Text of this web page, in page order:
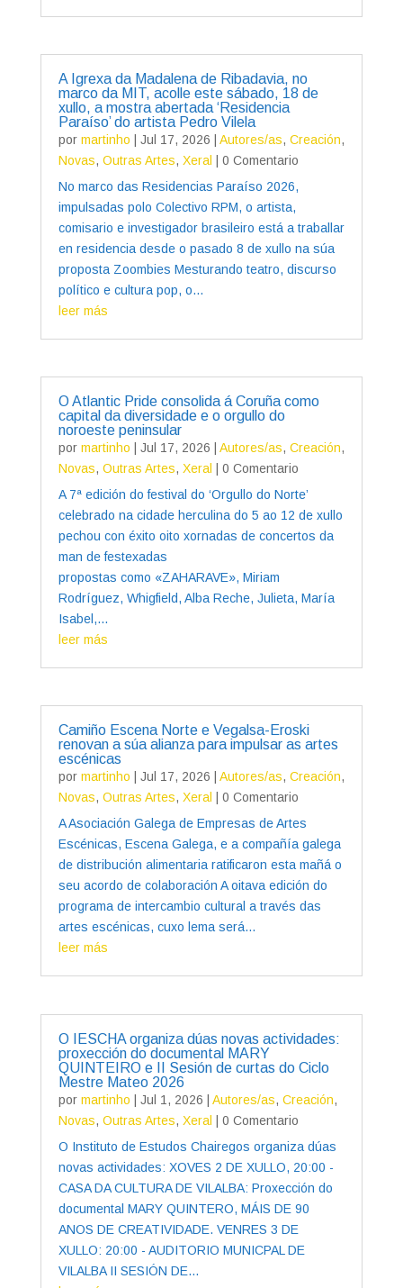
A Igrexa da Madalena de Ribadavia, no
marco da MIT, acolle este sábado, 18 de
xullo, a mostra abertada ‘Residencia
Paraíso’ do artista Pedro Vilela
por martinho Jul 17, 2026 Autores/as, Creación,
Novas, Outras Artes, Xeral
| 0 Comentario
No marco das Residencias Paraíso 2026,
impulsadas polo Colectivo RPM, o artista,
comisario e investigador brasileiro está a traballar
en residencia desde o pasado 8 de xullo na súa
proposta Zoombies Mesturando teatro, discurso
político e cultura pop, o...
leer más
O Atlantic Pride consolida á Coruña como
capital da diversidade e o orgullo do
noroeste peninsular
por martinho Jul 17, 2026 Autores/as, Creación,
Novas, Outras Artes, Xeral
| 0 Comentario
A 7ª edición do festival do ‘Orgullo do Norte’
celebrado na cidade herculina do 5 ao 12 de xullo
pechou con éxito oito xornadas de concertos da
man de festexadas
propostas como «ZAHARAVE», Miriam
Rodríguez, Whigfield, Alba Reche, Julieta, María
Isabel,...
leer más
Camiño Escena Norte e Vegalsa-Eroski
renovan a súa alianza para impulsar as artes
escénicas
por martinho Jul 17, 2026 Autores/as, Creación,
Novas, Outras Artes, Xeral
| 0 Comentario
A Asociación Galega de Empresas de Artes
Escénicas, Escena Galega, e a compañía galega
de distribución alimentaria ratificaron esta mañá o
seu acordo de colaboración A oitava edición do
programa de intercambio cultural a través das
artes escénicas, cuxo lema será...
leer más
O IESCHA organiza dúas novas actividades:
proxección do documental MARY
QUINTEIRO e II Sesión de curtas do Ciclo
Mestre Mateo 2026
por martinho Jul 1, 2026 Autores/as, Creación,
Novas, Outras Artes, Xeral
| 0 Comentario
O Instituto de Estudos Chairegos organiza dúas
novas actividades: XOVES 2 DE XULLO, 20:00 -
CASA DA CULTURA DE VILALBA: Proxección do
documental MARY QUINTERO, MÁIS DE 90
ANOS DE CREATIVIDADE. VENRES 3 DE
XULLO: 20:00 - AUDITORIO MUNICPAL DE
VILALBA II SESIÓN DE...